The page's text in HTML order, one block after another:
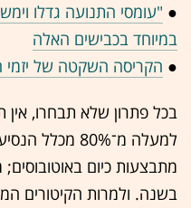
● "עומסי התנועה גדלו
במיוחד בכבישים האלה
● הקריסה השקטה של יזמי
בכל פתרון שלא תבחרו, אין
למעלה מ־80%
בשנה. ולמרות הקיטורים